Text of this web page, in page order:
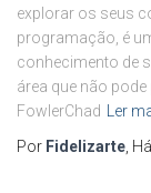
explorar os seus
programação, é
conhecimento de
área que não pode
FowlerChad Ler
Por Fidelizarte, Há